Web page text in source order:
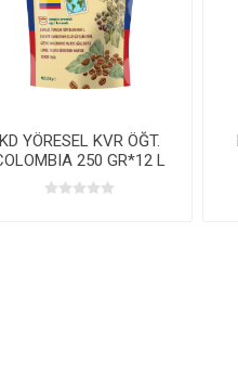
KD YÖRESEL KVR ÖĞT.
250 GR*12 L